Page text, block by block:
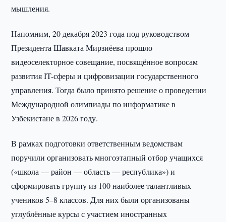
мышления.
Напомним, 20 декабря 2023 года под руководством
Президента Шавката Мирзиёева прошло
видеоселекторное совещание, посвящённое вопросам
развития IT-сферы и цифровизации государственного
управления. Тогда было принято решение о проведении
Международной олимпиады по информатике в
Узбекистане в 2026 году.
В рамках подготовки ответственным ведомствам
поручили организовать многоэтапный отбор учащихся
(«школа — район — область — республика») и
сформировать группу из 100 наиболее талантливых
учеников 5–8 классов. Для них были организованы
углублённые курсы с участием иностранных